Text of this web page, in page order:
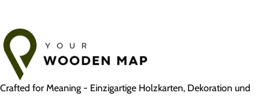
Crafted for Meaning - Einzigartige Holzkarten, Dekoration und